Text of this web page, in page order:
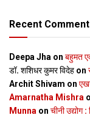
Recent
Deepa Jha on बहुमत
डॉ. शशिधर कुमर विदेह on
Archit Shivam on
Amarnatha Mishra
Munna on चीनी उद्योग